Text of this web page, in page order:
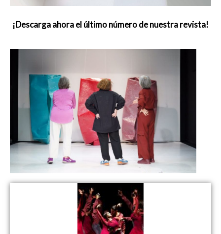
¡Descarga ahora el último número de nuestra revista!